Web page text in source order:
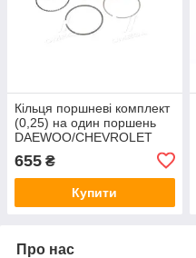
Кільця поршневі комплект
(0,25) на один поршень
DAEWOO/CHEVROLET
MATIZ/SPARK, AVEO (вир-
во GM) 96611459
655 ₴
Купити
Про нас